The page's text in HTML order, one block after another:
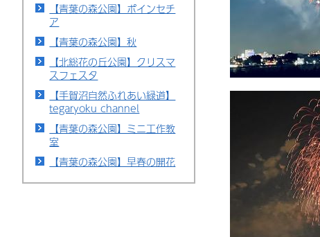
【青葉の森公園】ポインセチ
ア
【青葉の森公園】秋
【北総花の丘公園】クリスマ
スフェスタ
【手賀沼自然ふれあい緑道】
tegaryoku channel
【青葉の森公園】ミニ工作教
室
【青葉の森公園】早春の開花